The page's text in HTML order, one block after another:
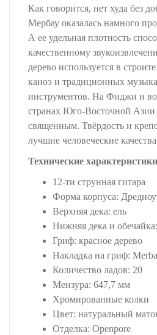
Как говорится, нет худа без
Мербау оказалась намного
А ее удельная плотность
качественному
дерево используется в
каноэ и традиционных
инструментов. На Фиджи и
странах Юго-Восточной Азии
священным. Твёрдость и
лучшие человеческие
Технические
12-ти струнная гитара
Форма корпуса:
Верхняя дека: ель
Нижняя дека и
Гриф: красное дерево
Накладка на гриф:
Количество ладов: 20
Мензура: 647,7 мм
Хромированные колки
Цвет: натуральный
Отделка: Openpore